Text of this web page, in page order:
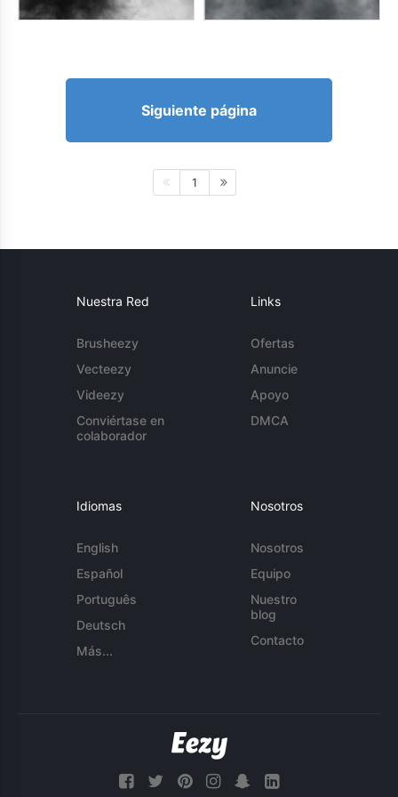
Siguiente página
1
Nuestra Red
Brusheezy
Vecteezy
Videezy
Conviértase en
colaborador
Links
Ofertas
Anuncie
Apoyo
DMCA
Idiomas
English
Español
Português
Deutsch
Más...
Nosotros
Nosotros
Equipo
Nuestro
blog
Contacto